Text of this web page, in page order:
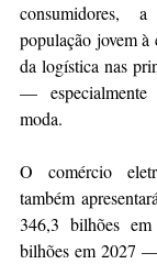
consumidores,
população jovem
da logística nas
— especialmente
moda.
O comércio
também
346,3 bilhões
bilhões em 2027